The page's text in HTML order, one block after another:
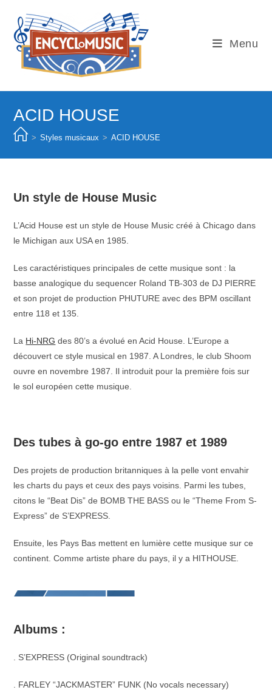
content
Menu
ACID HOUSE
> Styles musicaux > ACID HOUSE
Un style de House Music
L’Acid House est un style de House Music créé à Chicago dans
le Michigan aux USA en 1985.
Les caractéristiques principales de cette musique sont : la
basse analogique du sequencer Roland TB-303 de DJ PIERRE
et son projet de production PHUTURE avec des BPM oscillant
entre 118 et 135.
La Hi-NRG des 80’s a évolué en Acid House. L’Europe a
découvert ce style musical en 1987. A Londres, le club Shoom
ouvre en novembre 1987. Il introduit pour la première fois sur
le sol européen cette musique.
Des tubes à go-go entre 1987 et 1989
Des projets de production britanniques à la pelle vont envahir
les charts du pays et ceux des pays voisins. Parmi les tubes,
citons le “Beat Dis” de BOMB THE BASS ou le “Theme From S-
Express” de S’EXPRESS.
Ensuite, les Pays Bas mettent en lumière cette musique sur ce
continent. Comme artiste phare du pays, il y a HITHOUSE.
Albums :
. S’EXPRESS (Original soundtrack)
. FARLEY “JACKMASTER” FUNK (No vocals necessary)